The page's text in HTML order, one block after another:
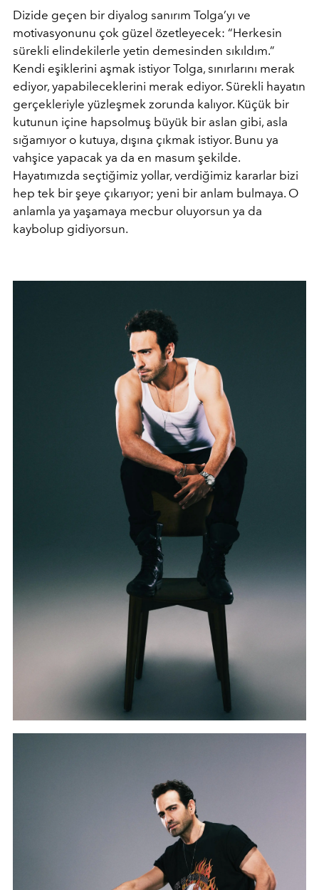
Dizide geçen bir diyalog sanırım Tolga’yı ve
motivasyonunu çok güzel özetleyecek: “Herkesin
sürekli elindekilerle yetin demesinden sıkıldım.”
Kendi eşiklerini aşmak istiyor Tolga, sınırlarını merak
ediyor, yapabileceklerini merak ediyor. Sürekli hayatın
gerçekleriyle yüzleşmek zorunda kalıyor. Küçük bir
kutunun içine hapsolmuş büyük bir aslan gibi, asla
sığamıyor o kutuya, dışına çıkmak istiyor. Bunu ya
vahşice yapacak ya da en masum şekilde.
Hayatımızda seçtiğimiz yollar, verdiğimiz kararlar bizi
hep tek bir şeye çıkarıyor; yeni bir anlam bulmaya. O
anlamla ya yaşamaya mecbur oluyorsun ya da
kaybolup gidiyorsun.